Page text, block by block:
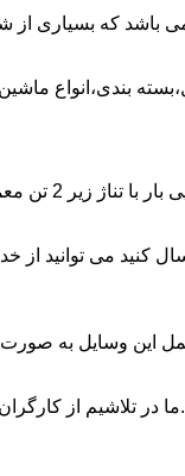
می باشد که
بندی،انواع
حمل و
می توانید از
این وسایل به
از